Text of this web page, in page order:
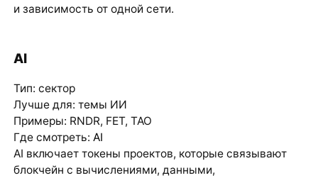
и зависимость от одной сети.
AI
Тип: сектор
Лучше для: темы ИИ
Примеры: RNDR, FET, TAO
Где смотреть: AI
AI включает токены проектов, которые связывают
блокчейн с вычислениями, данными,